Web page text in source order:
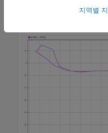
지역별